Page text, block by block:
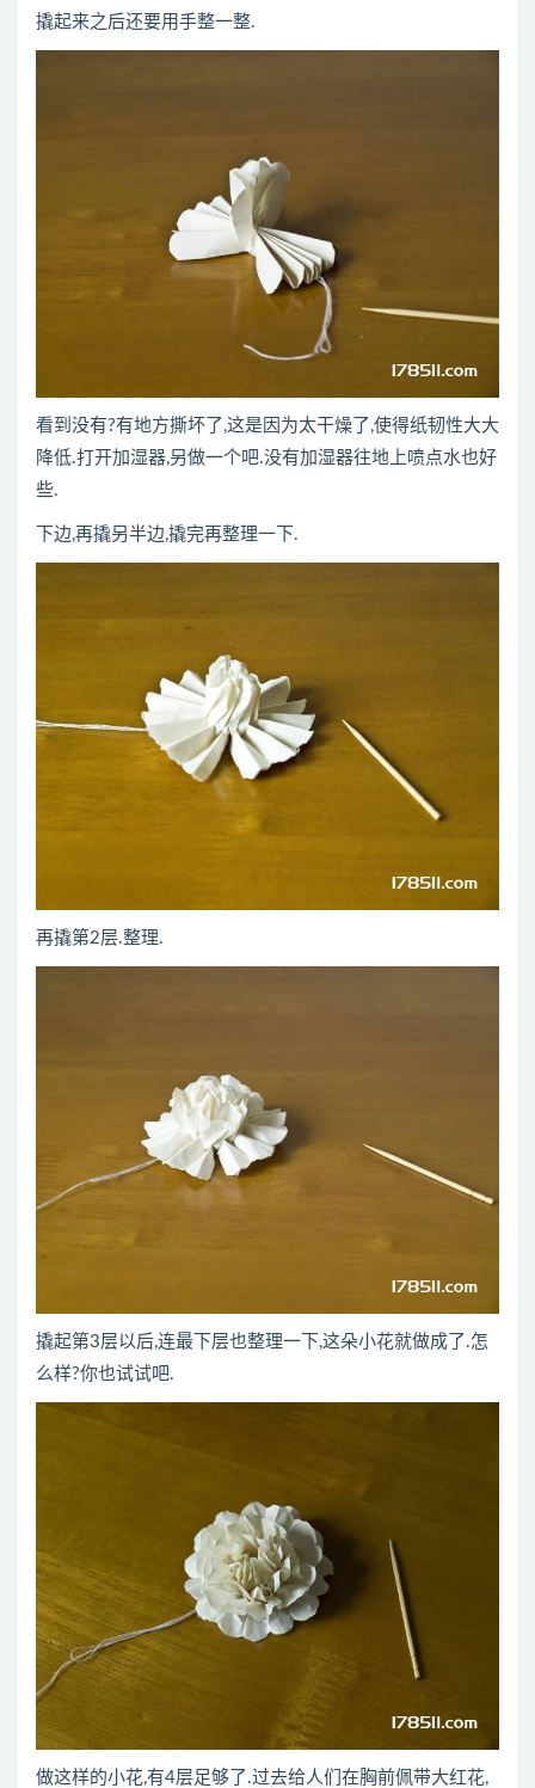
撬起来之后还要用手整一整.
看到没有?有地方撕坏了,这是因为太干燥了,使得纸韧性大大
降低.打开加湿器,另做一个吧.没有加湿器往地上喷点水也好
些.
下边,再撬另半边,撬完再整理一下.
再撬第2层.整理.
撬起第3层以后,连最下层也整理一下,这朵小花就做成了.怎
么样?你也试试吧.
做这样的小花,有4层足够了.过去给人们在胸前佩带大红花,